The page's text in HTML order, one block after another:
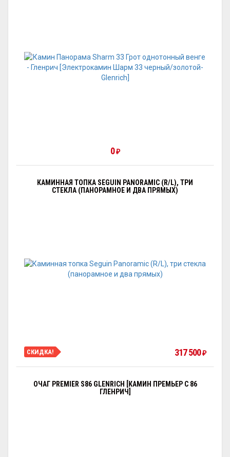
0₽
КАМИННАЯ ТОПКА SEGUIN PANORAMIC (R/L), ТРИ
СТЕКЛА (ПАНОРАМНОЕ И ДВА ПРЯМЫХ)
СКИДКА! 317 500₽
ОЧАГ PREMIER S86 GLENRICH [КАМИН ПРЕМЬЕР С 86
ГЛЕНРИЧ]